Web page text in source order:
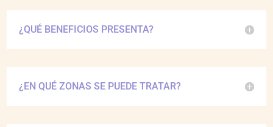
¿QUÉ BENEFICIOS PRESENTA?
¿EN QUÉ ZONAS SE PUEDE TRATAR?